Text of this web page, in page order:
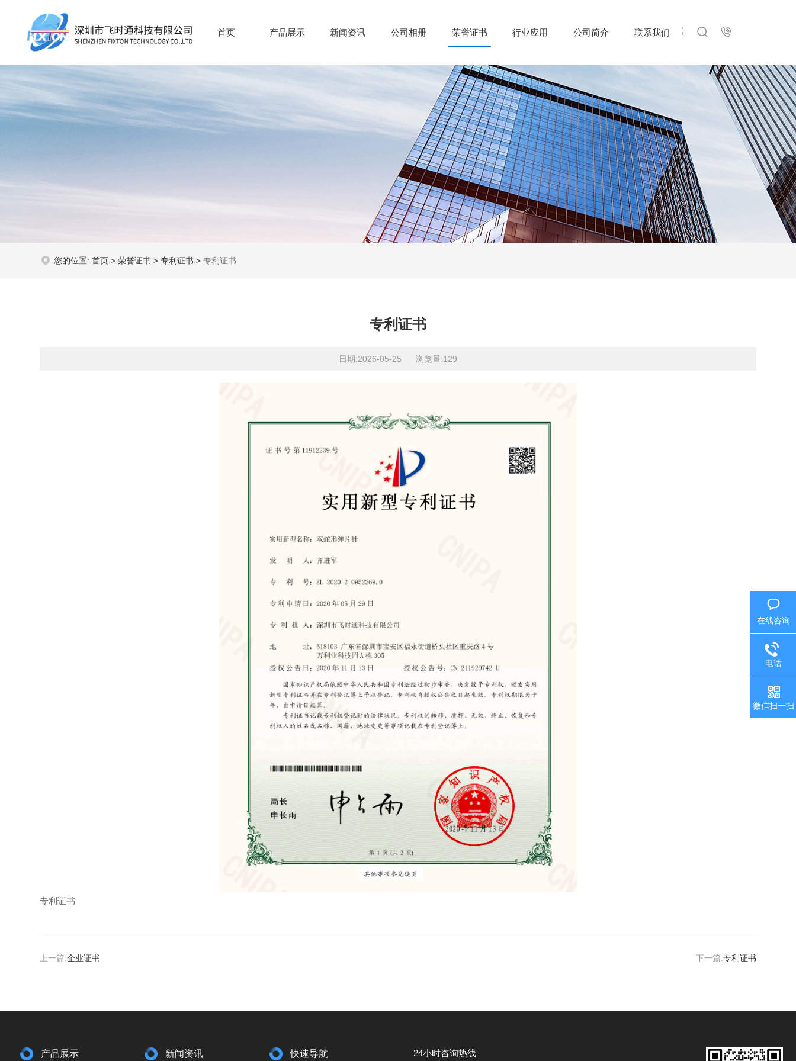
首页 产品展示 新闻资讯 公司相册 荣誉证书 行业应用 公司简介 联系我们
您的位置:首页 >荣誉证书 >专利证书 >专利证书
专利证书
日期:2026-05-25 浏览量:129
专利证书
上一篇:企业证书 下一篇:专利证书
产品展示 新闻资讯 快速导航 24小时咨询热线
在线咨询
电话
微信扫一扫